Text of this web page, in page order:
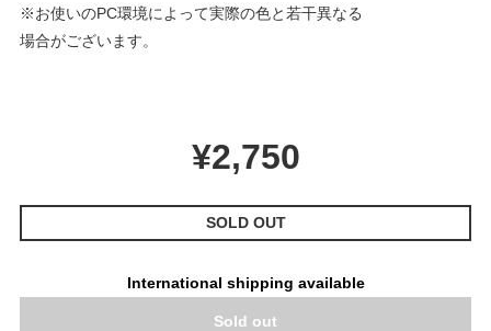
※お使いのPC環境によって実際の色と若干異なる
場合がございます。
¥2,750
SOLD OUT
International shipping available
Sold out